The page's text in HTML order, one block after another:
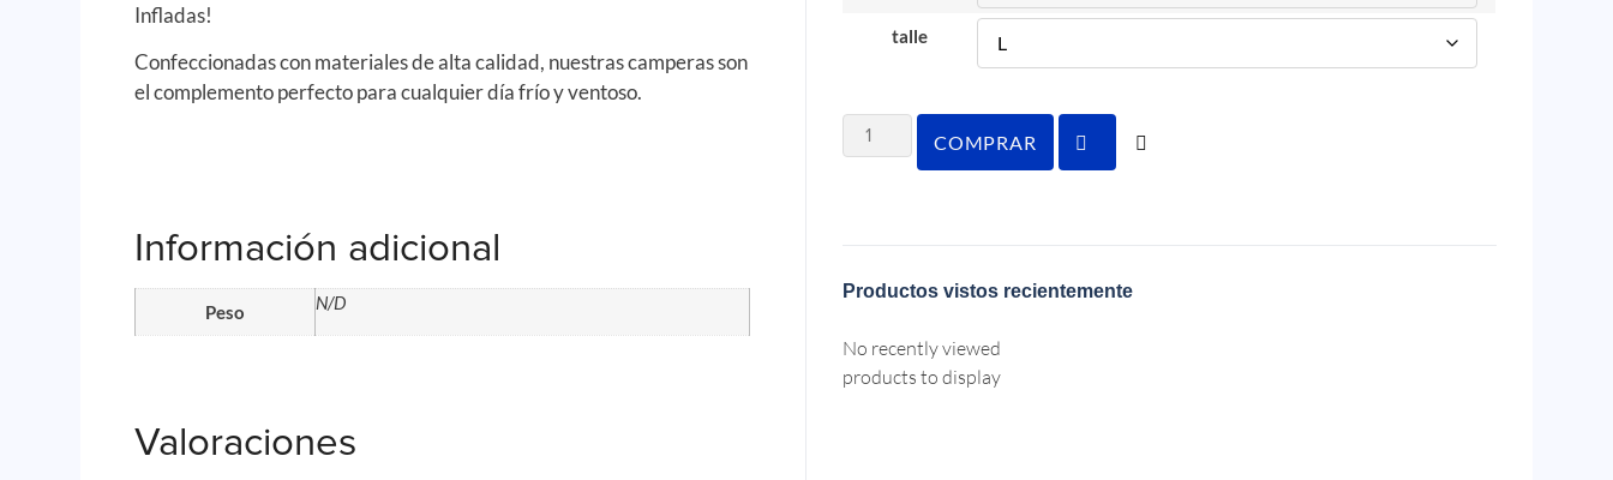
Infladas!
Confeccionadas con materiales de alta calidad, nuestras camperas son
el complemento perfecto para cualquier día frío y ventoso.
Información adicional
Peso N/D
Valoraciones
talle
COMPRAR
Productos vistos recientemente
No recently viewed
products to display